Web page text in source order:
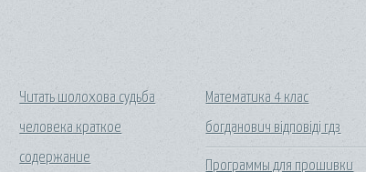
Читать шолохова судьба
человека краткое
содержание
Математика 4 клас
богданович відповіді гдз
Программы для прошивки